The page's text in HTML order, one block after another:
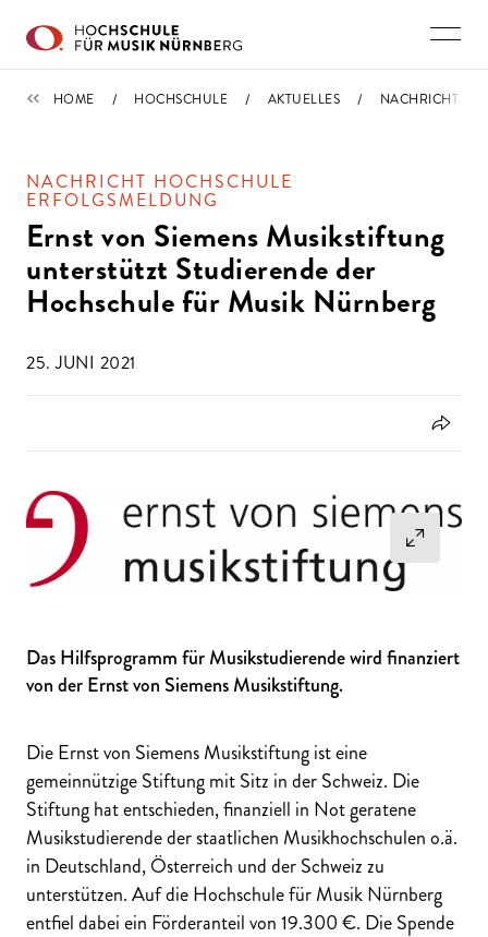
IMPORTIERT
HOME HOCHSCHULE AKTUELLES NACHRICHT
NACHRICHT HOCHSCHULE
ERFOLGSMELDUNG
Ernst von Siemens Musikstiftung
unterstützt Studierende der
Hochschule für Musik Nürnberg
25. JUNI 2021
Das Hilfsprogramm für Musikstudierende wird finanziert
von der Ernst von Siemens Musikstiftung.
Die Ernst von Siemens Musikstiftung ist eine
gemeinnützige Stiftung mit Sitz in der Schweiz. Die
Stiftung hat entschieden, finanziell in Not geratene
Musikstudierende der staatlichen Musikhochschulen o.ä.
in Deutschland, Österreich und der Schweiz zu
unterstützen. Auf die Hochschule für Musik Nürnberg
entfiel dabei ein Förderanteil von 19.300 €. Die Spende